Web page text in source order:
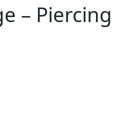
– Piercing